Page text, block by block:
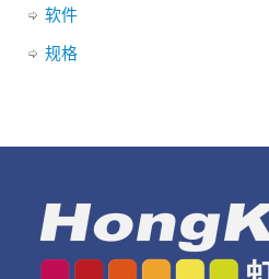
软件
规格